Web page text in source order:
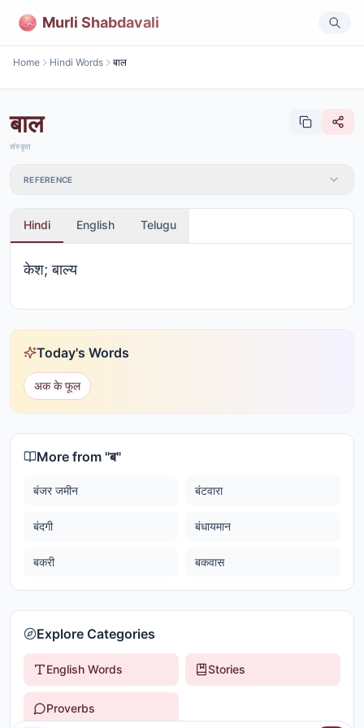
Murli Shabdavali
Home Hindi Words बाल
बाल
संस्कृत
REFERENCE
Hindi English Telugu
केश; बाल्य
Today's Words
अक के फूल
More from "ब"
बंजर जमीन बंटवारा
बंदगी बंधायमान
बकरी बकवास
Explore Categories
English Words Stories
Proverbs